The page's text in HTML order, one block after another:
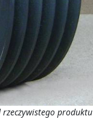
rzeczywistego produktu